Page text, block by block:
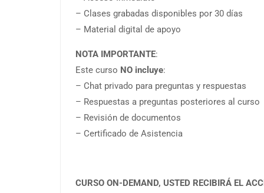
– Clases grabadas disponibles por 30 días
– Material digital de apoyo
NOTA IMPORTANTE:
Este curso NO incluye:
– Chat privado para preguntas y respuestas
– Respuestas a preguntas posteriores al curso
– Revisión de documentos
– Certificado de Asistencia
CURSO ON-DEMAND, USTED RECIBIRÁ EL